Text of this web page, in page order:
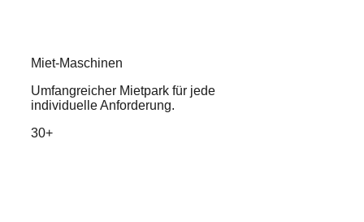
Miet-Maschinen
Umfangreicher Mietpark für jede
individuelle Anforderung.
30+